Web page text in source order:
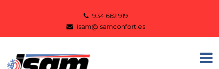
934 662 919
isam@isamconfort.es